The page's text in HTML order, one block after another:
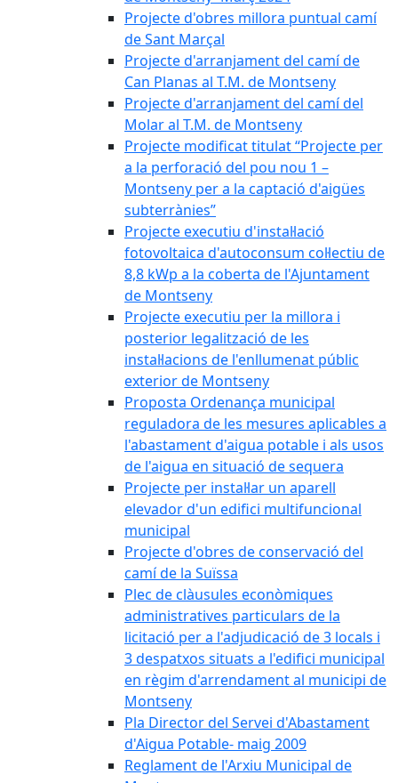
Projecte d'obres millora puntual camí
de Sant Marçal
Projecte d'arranjament del camí de
Can Planas al T.M. de Montseny
Projecte d'arranjament del camí del
Molar al T.M. de Montseny
Projecte modificat titulat “Projecte per
a la perforació del pou nou 1 –
Montseny per a la captació d'aigües
subterrànies”
Projecte executiu d'instal·lació
fotovoltaica d'autoconsum col·lectiu de
8,8 kWp a la coberta de l'Ajuntament
de Montseny
Projecte executiu per la millora i
posterior legalització de les
instal·lacions de l'enllumenat públic
exterior de Montseny
Proposta Ordenança municipal
reguladora de les mesures aplicables a
l'abastament d'aigua potable i als usos
de l'aigua en situació de sequera
Projecte per instal·lar un aparell
elevador d'un edifici multifuncional
municipal
Projecte d'obres de conservació del
camí de la Suïssa
Plec de clàusules econòmiques
administratives particulars de la
licitació per a l'adjudicació de 3 locals i
3 despatxos situats a l'edifici municipal
en règim d'arrendament al municipi de
Montseny
Pla Director del Servei d'Abastament
d'Aigua Potable- maig 2009
Reglament de l'Arxiu Municipal de